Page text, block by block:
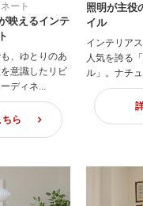
ート
映えるインテ
、ゆとりのあ
意識したリビ
ディネ...
ら
照明が主役
イル
インテリア
人気を誇る
ル」。ナチ